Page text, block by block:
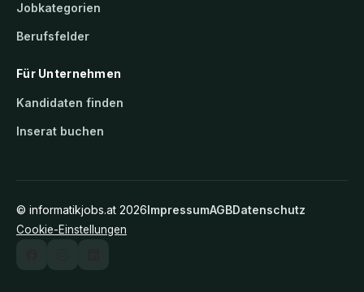
Jobkategorien
Berufsfelder
Für Unternehmen
Kandidaten finden
Inserat buchen
© informatikjobs.at 2026ImpressumAGBDatenschutz
Cookie-Einstellungen